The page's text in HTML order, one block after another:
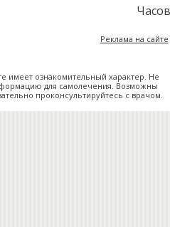
Реклама на сайте
имеет ознакомительный характер. Не
для самолечения. Возможны
проконсультируйтесь с врачом.